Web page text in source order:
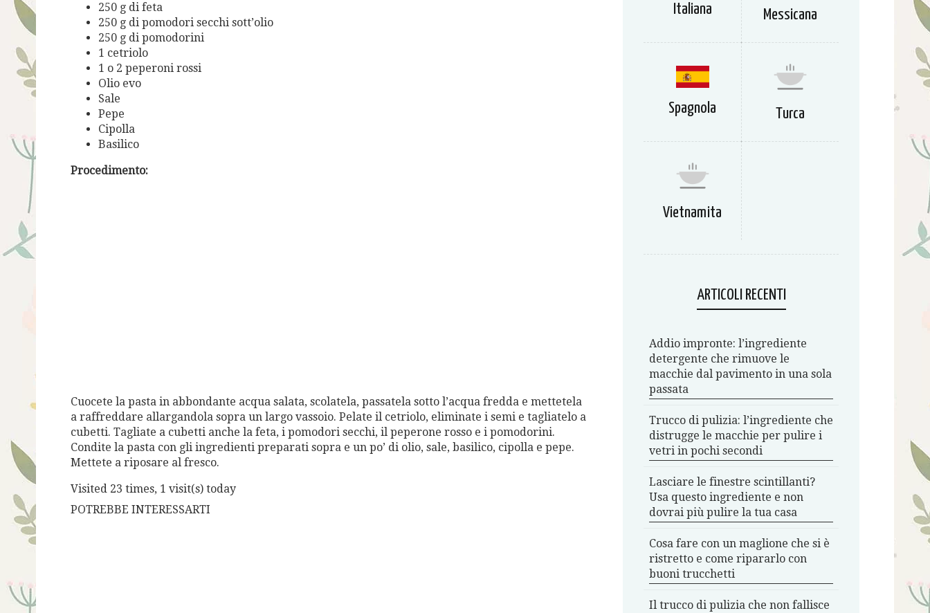
250 g di feta
250 g di pomodori secchi sott’olio
250 g di pomodorini
1 cetriolo
1 o 2 peperoni rossi
Olio evo
Sale
Pepe
Cipolla
Basilico
Procedimento:
Cuocete la pasta in abbondante acqua salata, scolatela, passatela sotto l’acqua fredda e mettetela
a raffreddare allargandola sopra un largo vassoio. Pelate il cetriolo, eliminate i semi e tagliatelo a
cubetti. Tagliate a cubetti anche la feta, i pomodori secchi, il peperone rosso e i pomodorini.
Condite la pasta con gli ingredienti preparati sopra e un po’ di olio, sale, basilico, cipolla e pepe.
Mettete a riposare al fresco.
Visited 23 times, 1 visit(s) today
POTREBBE INTERESSARTI
Italiana Messicana
Spagnola Turca
Vietnamita
ARTICOLI RECENTI
Addio impronte: l’ingrediente
detergente che rimuove le
macchie dal pavimento in una sola
passata
Trucco di pulizia: l’ingrediente che
distrugge le macchie per pulire i
vetri in pochi secondi
Lasciare le finestre scintillanti?
Usa questo ingrediente e non
dovrai più pulire la tua casa
Cosa fare con un maglione che si è
ristretto e come ripararlo con
buoni trucchetti
Il trucco di pulizia che non fallisce